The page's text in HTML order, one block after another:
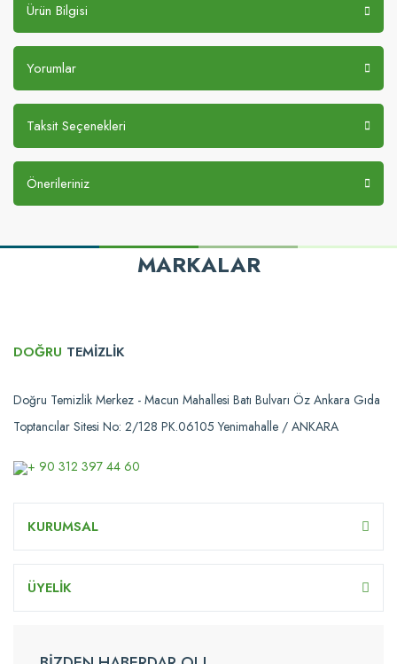
Ürün Bilgisi
Yorumlar
Taksit Seçenekleri
Önerileriniz
MARKALAR
DOĞRU TEMİZLİK
Doğru Temizlik Merkez - Macun Mahallesi Batı Bulvarı Öz Ankara Gıda
Toptancılar Sitesi No: 2/128 PK.06105 Yenimahalle / ANKARA
+ 90 312 397 44 60
KURUMSAL
ÜYELİK